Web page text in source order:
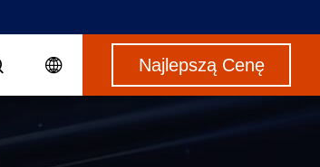
Najlepszą Cenę